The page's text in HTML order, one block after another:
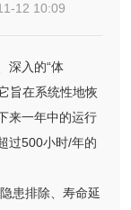
12 10:09
深入的“体
旨在系统性地恢
来一年中的运行
过500小时/年的
患排除、寿命延